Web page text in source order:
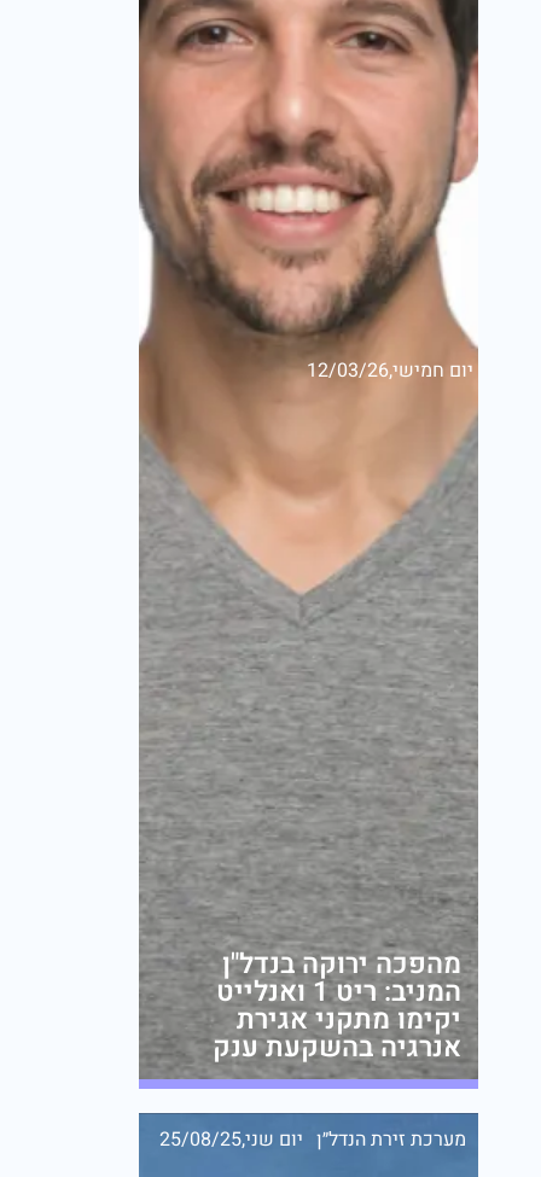
מהפכה ירוקה בנדל"ן
המניב: ריט 1 ואנלייט
יקימו מתקני אגירת
אנרגיה בהשקעת ענק
יום חמישי,12/03/26
מערכת זירת הנדל״ן יום שני,25/08/25